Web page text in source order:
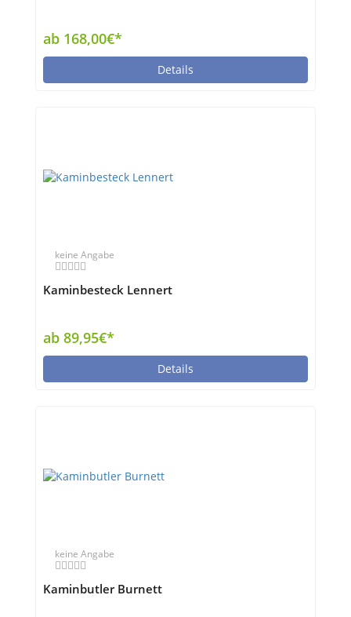
ab 168,00€*
Details
keine Angabe
Kaminbesteck Lennert
ab 89,95€*
Details
keine Angabe
Kaminbutler Burnett